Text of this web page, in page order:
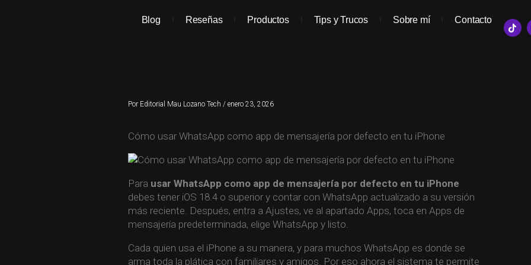
Blog Reseñas Productos Tips y Trucos Sobre mí Contacto
T
i
k
Por Editorial Mau Lozano Tech/enero 23, 2026
Cómo usar WhatsApp como app de mensajería por defecto en tu iPhone
Para usar WhatsApp como app de mensajería por defecto en tu iPhone
debes tener iOS 18.4 o superior y contar con WhatsApp actualizado a su versión
más reciente. Después, entra a Ajustes, ve al apartado Apps, toca en Apps de
mensajería predeterminada, elige WhatsApp y listo.
Cada quien usa el iPhone a su manera, y para muchos WhatsApp es donde se
arma toda la plática con familiares y amigos. Por eso ahora el sistema te permite